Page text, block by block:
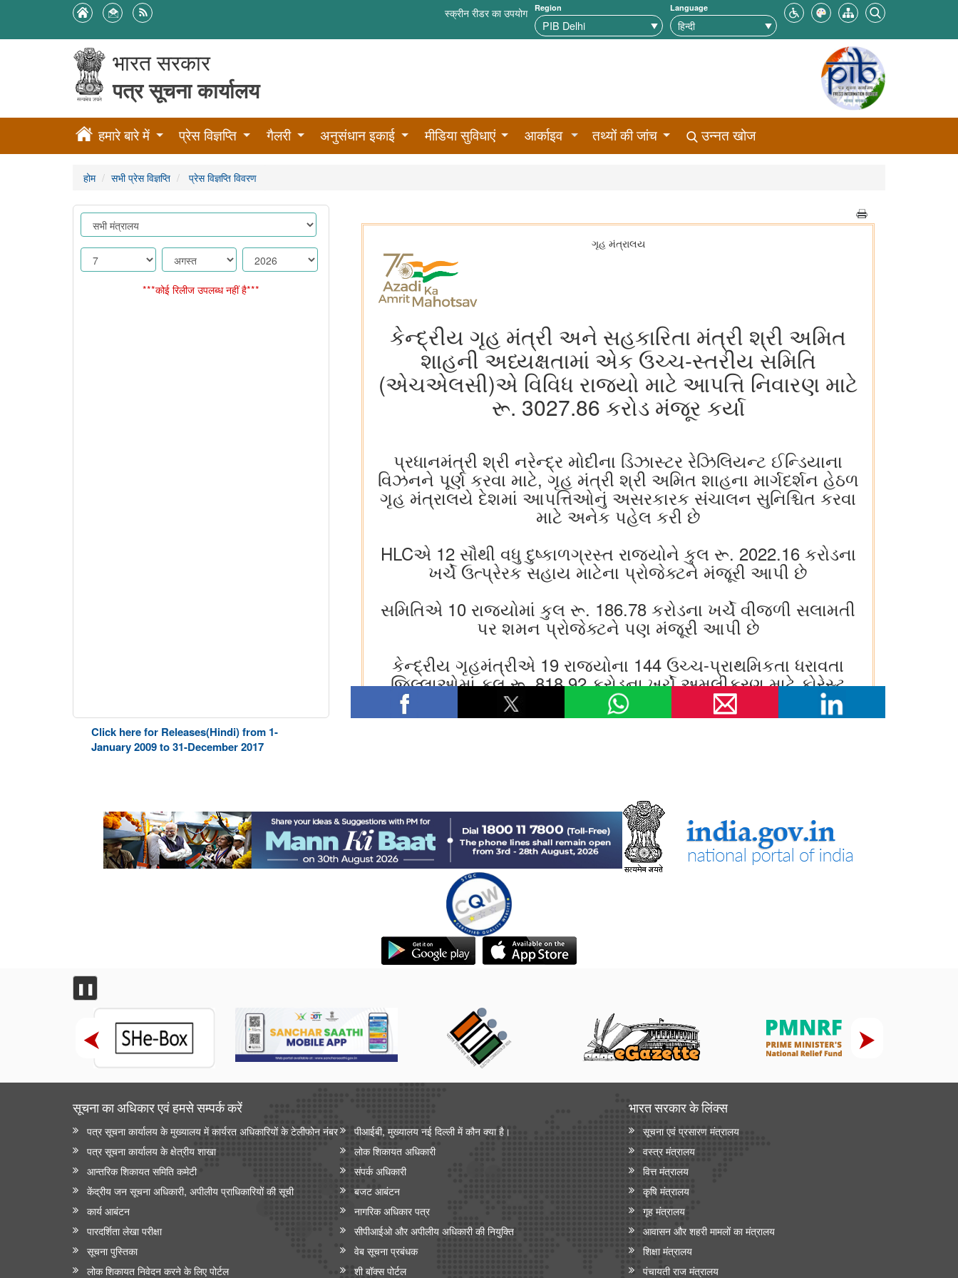
स्क्रीन रीडर का उपयोग Region Language
भारत सरकार
पत्र सूचना कार्यालय
हमारे बारे में प्रेस विज्ञप्ति गैलरी अनुसंधान इकाई मीडिया सुविधाएं आर्काइव तथ्यों की जांच उन्नत खोज
होम सभी प्रेस विज्ञप्ति प्रेस विज्ञप्ति विवरण
***कोई रिलीज उपलब्ध नहीं है***
Click here for Releases(Hindi) from 1-
January 2009 to 31-December 2017
❚❚
सूचना का अधिकार एवं हमसे सम्‍पर्क करें
पत्र सूचना कार्यालय के मुख्यालय में कार्यरत अधिकारियों के टेलीफोन नंबर
पीआईबी, मुख्यालय नई दिल्ली में कौन क्या है।
पत्र सूचना कार्यालय के क्षेत्रीय शाखा
लोक शिकायत अधिकारी
आन्‍तरिक शिकायत समिति कमेटी
संपर्क अधिकारी
केंद्रीय जन सूचना अधिकारी, अपीलीय प्राधिकारियों की सूची
बजट आबंटन
कार्य आबंटन
नागरिक अधिकार पत्र
पारदर्शिता लेखा परीक्षा
सीपीआईओ और अपी‍लीय अधिकारी की नियुक्ति
सूचना पुस्तिका
वेब सूचना प्रबंधक
लोक शिकायत निवेदन करने के लिए पोर्टल
शी बॉक्स पोर्टल
भारत सरकार के लिंक्‍स
सूचना एवं प्रसारण मंत्रालय
वस्त्र मंत्रालय
वित्त मंत्रालय
कृषि मंत्रालय
गृह मंत्रालय
आवासन और शहरी मामलों का मंत्रालय
शिक्षा मंत्रालय
पंचायती राज मंत्रालय